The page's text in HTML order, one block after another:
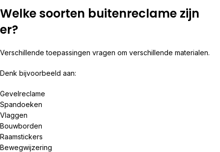
Welke soorten buitenreclame zijn
er?
Verschillende toepassingen vragen om verschillende materialen.
Denk bijvoorbeeld aan:
Gevelreclame
Spandoeken
Vlaggen
Bouwborden
Raamstickers
Bewegwijzering